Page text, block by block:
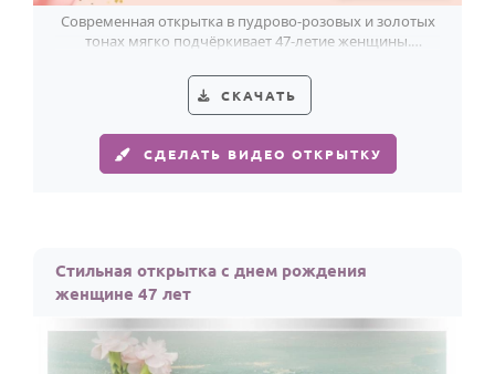
Папе
Детям
Все родственники
ПЕРСОНАЛЬНЫЕ
Пожелания
Современная открытка в пудрово-розовых и золотых
тонах мягко подчёркивает 47-летие женщины.
СКАЧАТЬ
СДЕЛАТЬ ВИДЕО ОТКРЫТКУ
Стильная открытка с днем рождения
женщине 47 лет